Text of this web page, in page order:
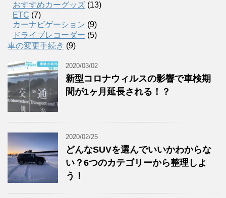
おすすめカーグッズ (13)
ETC (7)
カーナビゲーション (9)
ドライブレコーダー (5)
車の変更手続き (9)
2020/03/02
新型コロナウィルスの影響で車検期
間が1ヶ月延長される！？
2020/02/25
どんなSUVを選んでいいかわからな
い？6つのカテゴリーから整理しよ
う！